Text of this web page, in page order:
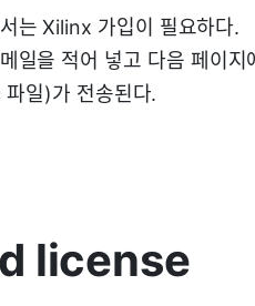
는 Xilinx 가입이 필요하다.
일을 적어 넣고 다음 페이
일)가 전송된다.
license